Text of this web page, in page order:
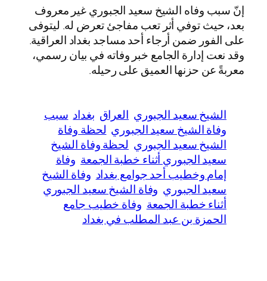
إنّ سبب وفاه الشيخ سعيد الجبوري غير معروف
بعد، حيث توفي أثر تعب مفاجئ تعرض له. ليتوفى
على الفور ضمن أرجاء أحد مساجد بغداد العراقية.
وقد نعت إدارة الجامع خبر وفاته في بيان رسمي،
معربةً عن حزنها العميق على رحيله.
الشيخ سعيد الجبوري العراق بغداد سبب
وفاة الشيخ سعيد الجبوري لحظة وفاة
الشيخ سعيد الجبوري لحظة وفاة الشيخ
سعيد الجبوري أثناء خطبة الجمعة وفاة
إمام وخطيب أحد جوامع بغداد وفاة الشيخ
سعيد الجبوري وفاة الشيخ سعيد الجبوري
أثناء خطبة الجمعة وفاة خطيب جامع
الحمزة بن عبد المطلب في بغداد